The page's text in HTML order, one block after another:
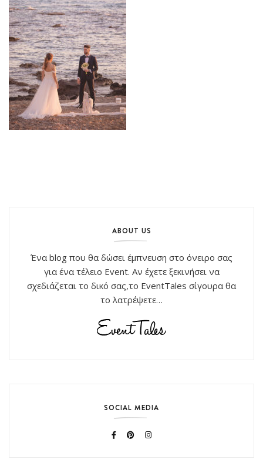
ABOUT US
Ένα blog που θα δώσει έμπνευση στο όνειρο σας
για ένα τέλειο Event. Αν έχετε ξεκινήσει να
σχεδιάζεται το δικό σας,το EventTales σίγουρα θα
το λατρέψετε…
SOCIAL MEDIA